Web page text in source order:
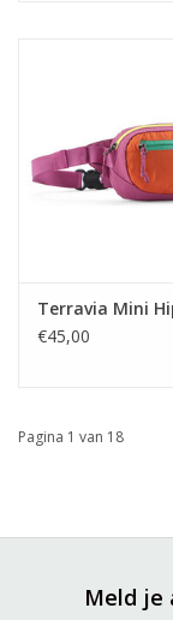
Terravia Mini
€45,00
Pagina 1 van 18
Meld je